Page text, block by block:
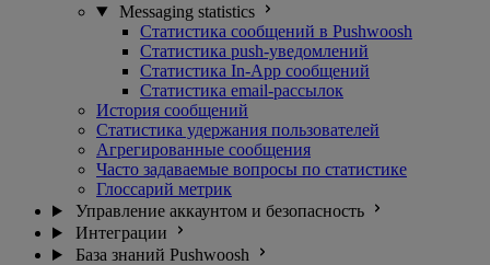
Messaging statistics
Статистика сообщений в Pushwoosh
Статистика push-уведомлений
Статистика In-App сообщений
Статистика email-рассылок
История сообщений
Статистика удержания пользователей
Агрегированные сообщения
Часто задаваемые вопросы по статистике
Глоссарий метрик
Управление аккаунтом и безопасность
Интеграции
База знаний Pushwoosh